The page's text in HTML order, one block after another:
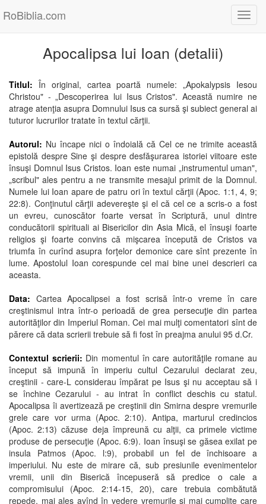
RoBiblia.com
Apocalipsa lui Ioan (detalii)
Titlul: În original, cartea poartă numele: „Apokalypsis Iesou
Christou" - „Descoperirea lui Isus Cristos". Această numire ne
atrage atenţia asupra Domnului Isus ca sursă şi subiect general ai
tuturor lucrurilor tratate în textul cărţii.
Autorul: Nu încape nici o îndoială că Cel ce ne trimite această
epistolă despre Sine şi despre desfăşurarea istoriei viitoare este
însuşi Domnul Isus Cristos. Ioan este numai „instrumentul uman",
„scribul" ales pentru a ne transmite mesajul primit de la Domnul.
Numele lui Ioan apare de patru ori în textul cărţii (Apoc. 1:1, 4, 9;
22:8). Conţinutul cărţii adevereşte şi el că cel ce a scris-o a fost
un evreu, cunoscător foarte versat în Scriptură, unul dintre
conducătorii spirituali ai Bisericilor din Asia Mică, el însuşi foarte
religios şi foarte convins că mişcarea începută de Cristos va
triumfa în curînd asupra forţelor demonice care sînt prezente în
lume. Apostolul Ioan corespunde cel mai bine unei descrieri ca
aceasta.
Data: Cartea Apocalipsei a fost scrisă într-o vreme în care
creştinismul intra într-o perioadă de grea persecuţie din partea
autorităţilor din Imperiul Roman. Cei mai mulţi comentatori sînt de
părere că data scrierii trebuie să fi fost în preajma anului 95 d.Cr.
Contextul scrierii: Din momentul în care autorităţile romane au
început să impună în imperiu cultul Cezarului declarat zeu,
creştinii - care-L considerau împărat pe Isus şi nu acceptau să i
se închine Cezarului - au intrat în conflict deschis cu statul.
Apocalipsa îi avertizează pe creştinii din Smirna despre vremurile
grele care vor urma (Apoc. 2:10). Antipa, marturul credincios
(Apoc. 2:13) căzuse deja împreună cu alţii, ca primele victime
produse de persecuţie (Apoc. 6:9). Ioan însuşi se găsea exilat pe
insula Patmos (Apoc. l:9), probabil un fel de închisoare a
imperiului. Nu este de mirare că, sub presiunile evenimentelor
vremii, unii din Biserică începuseră să predice o cale a
compromisului (Apoc. 2:14-15, 20), care trebuia combătută
repede, mai ales avînd în vedere vremurile şi mai cumplite care